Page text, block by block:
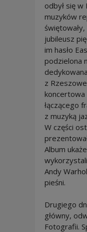
odbył się w
muzyków
jubileusz
im hasło
podzielona
z
koncertowa
łączącego
z muzyką
W części
Album
Andy
pieśni.
Drugiego
główny,
Fotografii.